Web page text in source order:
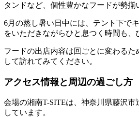
タンドなど、個性豊かなフードが勢揃
6月の蒸し暑い日中には、テント下で
をいただきながらひと息つく時間も、
フードの出店内容は回ごとに変わるた
して訪れてみてください。
アクセス情報と周辺の過ごし方
会場の湘南T-SITEは、神奈川県藤沢市
しています。